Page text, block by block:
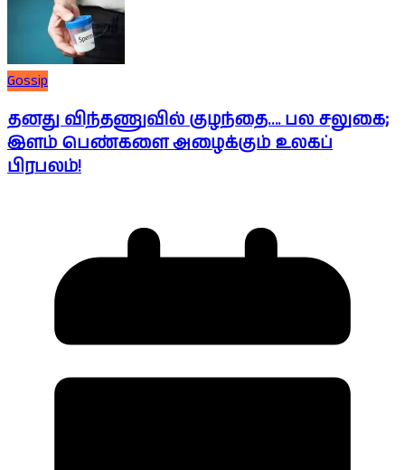
Gossip
தனது விந்தணுவில் குழந்தை…. பல சலுகை;
இளம் பெண்களை அழைக்கும் உலகப்
பிரபலம்!